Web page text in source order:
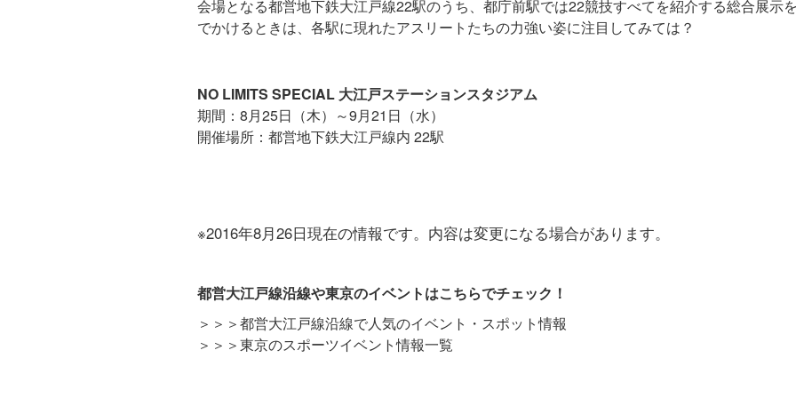
会場となる都営地下鉄大江戸線22駅のうち、都庁前駅では22競技すべてを紹介する総合展示
でかけるときは、各駅に現れたアスリートたちの力強い姿に注目してみては？
NO LIMITS SPECIAL 大江戸ステーションスタジアム
期間：8月25日（木）～9月21日（水）
開催場所：都営地下鉄大江戸線内 22駅
※2016年8月26日現在の情報です。内容は変更になる場合があります。
都営大江戸線沿線や東京のイベントはこちらでチェック！
＞＞＞都営大江戸線沿線で人気のイベント・スポット情報
＞＞＞東京のスポーツイベント情報一覧